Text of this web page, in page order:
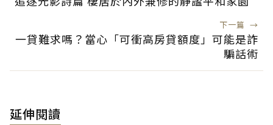
下一篇 →
一貸難求嗎？當心「可衝高房貸額度」可能是詐
騙話術
延伸閱讀